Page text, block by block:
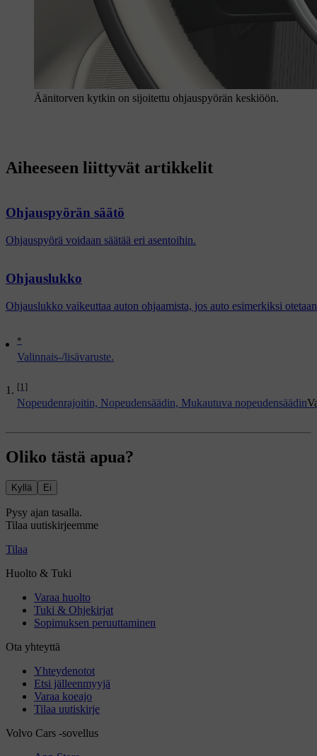
Äänitorven kytkin on sijoitettu ohjauspyörän keskiöön.
*
Valinnais-/lisävaruste.
[1]
Nopeudenrajoitin, Nopeudensäädin, Mukautuva nopeudensäädin
Aiheeseen liittyvät artikkelit
Ohjauspyörän säätö
Ohjauspyörä voidaan säätää eri asentoihin.
Ohjauslukko
Ohjauslukko vaikeuttaa auton ohjaamista, jos auto esimerkiksi
Oliko tästä apua?
Kyllä Ei